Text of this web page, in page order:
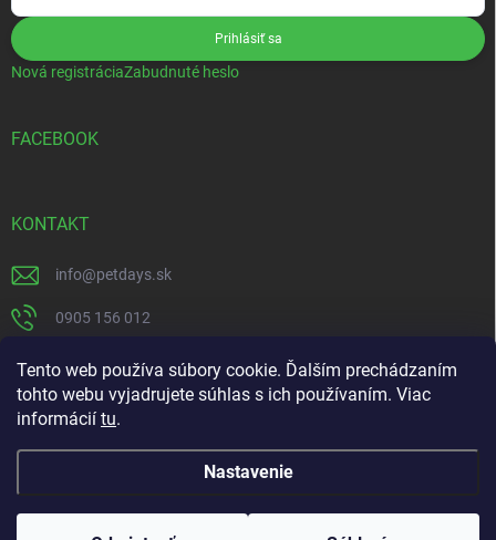
Tento web používa súbory cookie. Ďalším prechádzaním
tohto webu vyjadrujete súhlas s ich používaním. Viac
informácií tu.
Nastavenie
Prihlásiť sa
Nová registráciaZabudnuté heslo
FACEBOOK
KONTAKT
info@petdays.sk
0905 156 012
PetDays
Copyright 2026 . Všetky práva vyhradené.